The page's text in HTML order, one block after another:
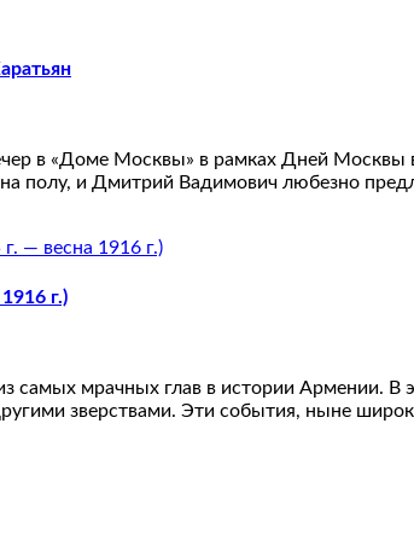
в «Доме Москвы» в рамках Дней Москвы
полу, и Дмитрий Вадимович любезно
г.)
самых мрачных глав в истории Армении.
зверствами. Эти события, ныне